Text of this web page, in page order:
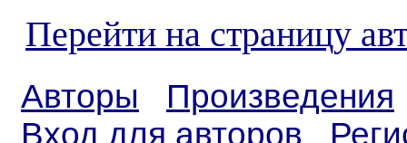
Перейти на страницу
Авторы
Произведения
Вход для авторов